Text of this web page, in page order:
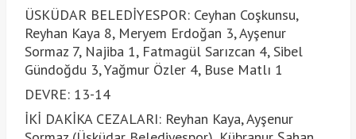
ÜSKÜDAR BELEDİYESPOR: Ceyhan Coşkunsu,
Reyhan Kaya 8, Meryem Erdoğan 3, Ayşenur
Sormaz 7, Najiba 1, Fatmagül Sarızcan 4, Sibel
Gündoğdu 3, Yağmur Özler 4, Buse Matlı 1
DEVRE: 13-14
İKİ DAKİKA CEZALARI: Reyhan Kaya, Ayşenur